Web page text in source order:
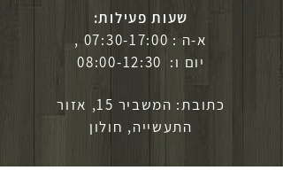
שעות פעילות:
א-ה : 07:30-17:00 ,
יום ו: 08:00-12:30
כתובת: המשביר 15, אזור
התעשייה, חולון